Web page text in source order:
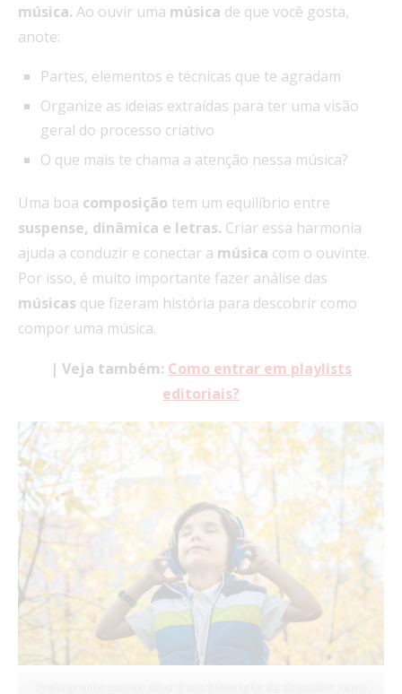
música. Ao ouvir uma música de que você gosta,
anote:
Partes, elementos e técnicas que te agradam
Organize as ideias extraídas para ter uma visão
geral do processo criativo
O que mais te chama a atenção nessa música?
Uma boa composição tem um equilíbrio entre
suspense, dinâmica e letras. Criar essa harmonia
ajuda a conduzir e conectar a música com o ouvinte.
Por isso, é muito importante fazer análise das
músicas que fizeram história para descobrir como
compor uma música.
| Veja também: Como entrar em playlists
editoriais?